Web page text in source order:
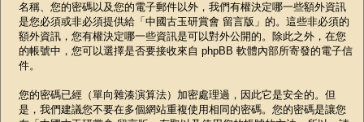
名稱、您的密碼以及您的電子郵件以外，我們有權決定哪一些額外資訊
是您必須或非必須提供給「中國古玉研賞會 留言版」的。這些非必須的
額外資訊，您有權決定哪一些資訊是可以對外公開的。除此之外，在您
的帳號中，您可以選擇是否要接收來自 phpBB 軟體內部所寄發的電子信
件。
您的密碼已經（單向雜湊演算法）加密處理過，因此它是安全的。但
是，我們建議您不要在多個網站重複使用相同的密碼。您的密碼是讓您